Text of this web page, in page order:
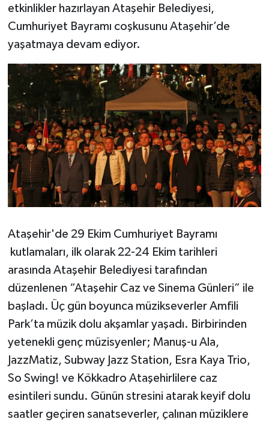
etkinlikler hazırlayan Ataşehir Belediyesi,
Cumhuriyet Bayramı coşkusunu Ataşehir’de
yaşatmaya devam ediyor.
Ataşehir'de 29 Ekim Cumhuriyet Bayramı
kutlamaları, ilk olarak 22-24 Ekim tarihleri
arasında Ataşehir Belediyesi tarafından
düzenlenen “Ataşehir Caz ve Sinema Günleri” ile
başladı. Üç gün boyunca müzikseverler Amfili
Park’ta müzik dolu akşamlar yaşadı. Birbirinden
yetenekli genç müzisyenler; Manuş-u Ala,
JazzMatiz, Subway Jazz Station, Esra Kaya Trio,
So Swing! ve Kökkadro Ataşehirlilere caz
esintileri sundu. Günün stresini atarak keyif dolu
saatler geçiren sanatseverler, çalınan müziklere